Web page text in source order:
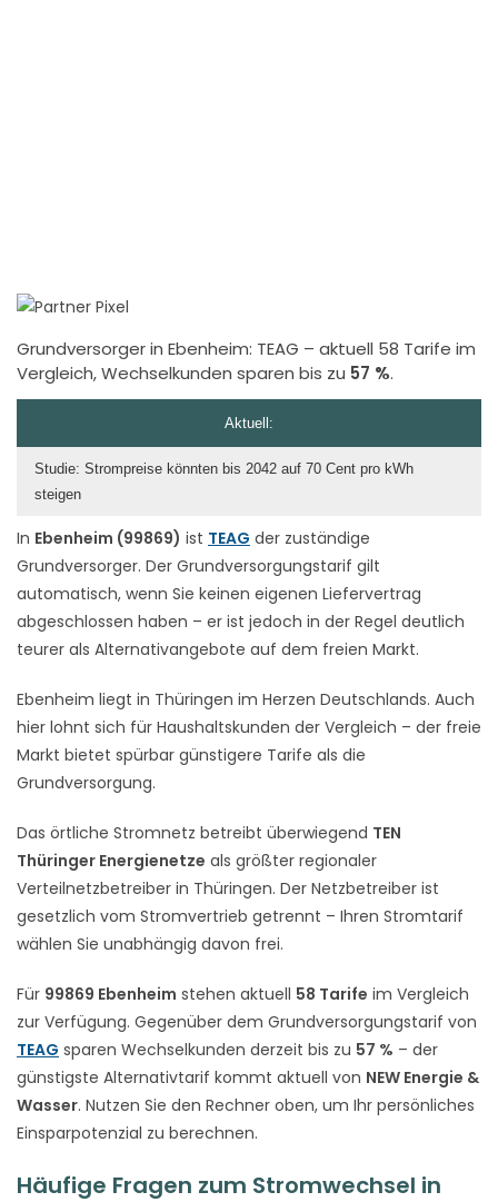
Grundversorger in Ebenheim: TEAG – aktuell 58 Tarife im
Vergleich, Wechselkunden sparen bis zu 57 %.
In Ebenheim (99869) ist TEAG der zuständige
Grundversorger. Der Grundversorgungstarif gilt
automatisch, wenn Sie keinen eigenen Liefervertrag
abgeschlossen haben – er ist jedoch in der Regel deutlich
teurer als Alternativangebote auf dem freien Markt.
Ebenheim liegt in Thüringen im Herzen Deutschlands. Auch
hier lohnt sich für Haushaltskunden der Vergleich – der freie
Markt bietet spürbar günstigere Tarife als die
Grundversorgung.
Das örtliche Stromnetz betreibt überwiegend TEN
Thüringer Energienetze als größter regionaler
Verteilnetzbetreiber in Thüringen. Der Netzbetreiber ist
gesetzlich vom Stromvertrieb getrennt – Ihren Stromtarif
wählen Sie unabhängig davon frei.
Für 99869 Ebenheim stehen aktuell 58 Tarife im Vergleich
zur Verfügung. Gegenüber dem Grundversorgungstarif von
TEAG sparen Wechselkunden derzeit bis zu 57 % – der
günstigste Alternativtarif kommt aktuell von NEW Energie &
Wasser. Nutzen Sie den Rechner oben, um Ihr persönliches
Einsparpotenzial zu berechnen.
Häufige Fragen zum Stromwechsel in
Aktuell:
Studie: Strompreise könnten bis 2042 auf 70 Cent pro kWh
steigen